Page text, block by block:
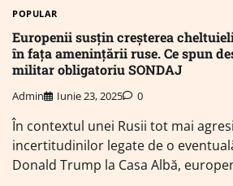
POPULAR
Europenii susțin creșterea
în fața amenințării ruse. Ce spun
militar obligatoriu SONDAJ
Admin Iunie 23, 2025 0
În contextul unei Rusii tot mai
incertitudinilor legate de o
Donald Trump la Casa Albă,